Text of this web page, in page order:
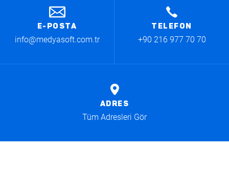
E-POSTA
info@medyasoft.com.tr
TELEFON
+90 216 977 70 70
ADRES
Tüm Adresleri Gör